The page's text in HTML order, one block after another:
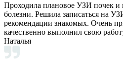
Проходила плановое УЗИ почек и
болезни. Решила записаться на
рекомендации знакомых. Очень
качественно выполнил свою
Наталья